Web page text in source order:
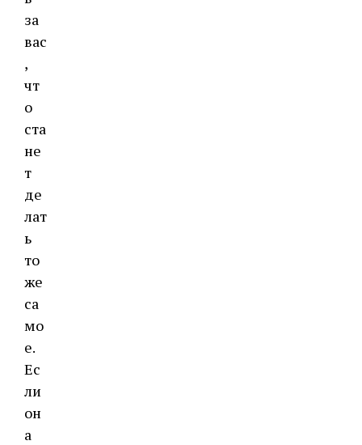
за
вас
,
чт
о
ста
не
т
де
лат
ь
то
же
са
мо
е.
Ес
ли
он
а